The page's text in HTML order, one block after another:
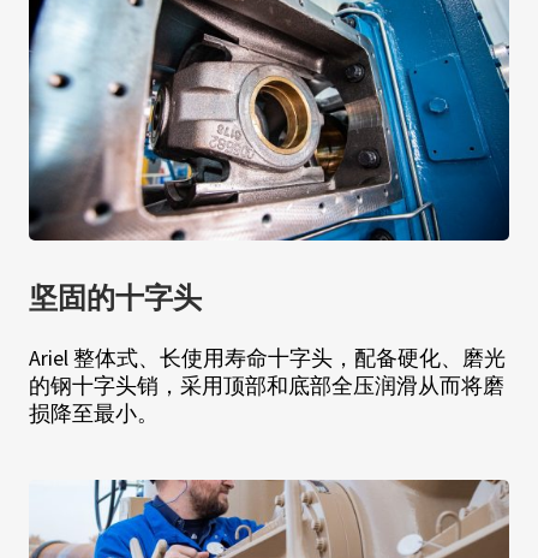
坚固的十字头
Ariel 整体式、长使用寿命十字头，配备硬化、磨光
的钢十字头销，采用顶部和底部全压润滑从而将磨
损降至最小。